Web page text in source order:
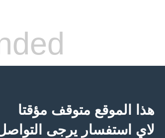
هذا الموقع متوقف مؤقتا
لاي استفسار يرجى